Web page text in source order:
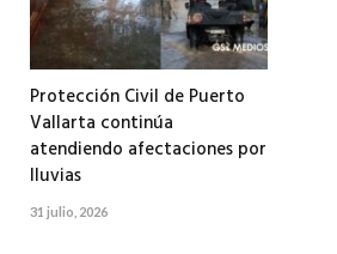
Protección Civil de Puerto
Vallarta continúa
atendiendo afectaciones por
lluvias
31 julio, 2026